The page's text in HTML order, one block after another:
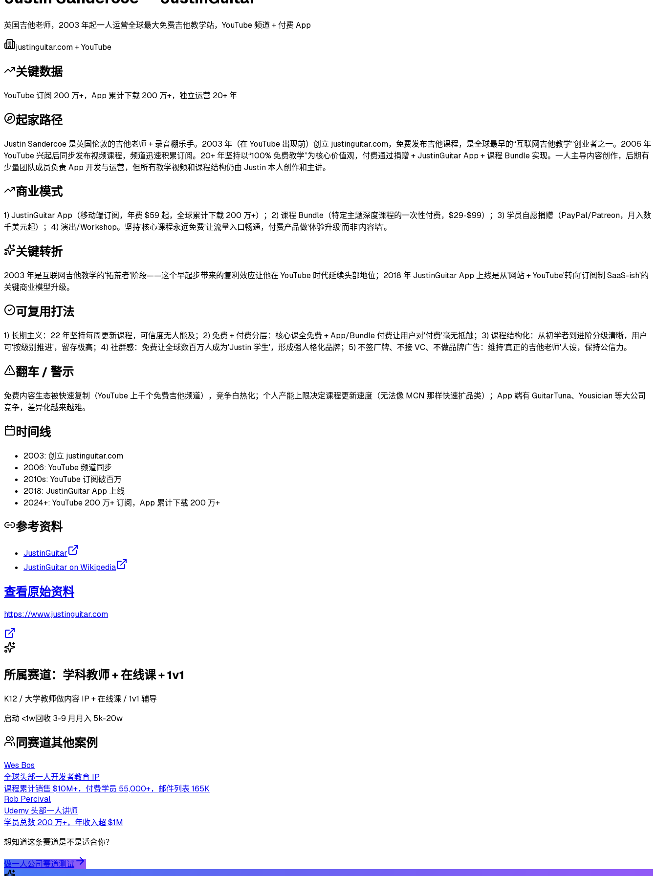
英国吉他老师，2003 年起一人运营全球最大免费吉他教学站，YouTube 频道 + 付费 App
justinguitar.com + YouTube
关键数据
YouTube 订阅 200 万+，App 累计下载 200 万+，独立运营 20+ 年
起家路径
Justin Sandercoe 是英国伦敦的吉他老师 + 录音棚乐手。2003 年（在 YouTube 出现前）创立 justinguitar.com，免费发布吉他课程，是全球最早的“互联网吉他教学”创业者之一。2006 年
YouTube 兴起后同步发布视频课程，频道迅速积累订阅。20+ 年坚持以“100% 免费教学”为核心价值观，付费通过捐赠 + JustinGuitar App + 课程 Bundle 实现。一人主导内容创作，后期有
少量团队成员负责 App 开发与运营，但所有教学视频和课程结构仍由 Justin 本人创作和主讲。
商业模式
1) JustinGuitar App（移动端订阅，年费 $59 起，全球累计下载 200 万+）；2) 课程 Bundle（特定主题深度课程的一次性付费，$29-$99）；3) 学员自愿捐赠（PayPal/Patreon，月入数
千美元起）；4) 演出/Workshop。坚持'核心课程永远免费'让流量入口畅通，付费产品做'体验升级'而非'内容墙'。
关键转折
2003 年是互联网吉他教学的'拓荒者'阶段——这个早起步带来的复利效应让他在 YouTube 时代延续头部地位；2018 年 JustinGuitar App 上线是从'网站 + YouTube'转向'订阅制 SaaS-ish'的
关键商业模型升级。
可复用打法
1) 长期主义：22 年坚持每周更新课程，可信度无人能及；2) 免费 + 付费分层：核心课全免费 + App/Bundle 付费让用户对'付费'毫无抵触；3) 课程结构化：从初学者到进阶分级清晰，用户
可'按级别推进'，留存极高；4) 社群感：免费让全球数百万人成为'Justin 学生'，形成强人格化品牌；5) 不签厂牌、不接 VC、不做品牌广告：维持'真正的吉他老师'人设，保持公信力。
翻车 / 警示
免费内容生态被快速复制（YouTube 上千个免费吉他频道），竞争白热化；个人产能上限决定课程更新速度（无法像 MCN 那样快速扩品类）；App 端有 GuitarTuna、Yousician 等大公司
竞争，差异化越来越难。
时间线
2003: 创立 justinguitar.com
2006: YouTube 频道同步
2010s: YouTube 订阅破百万
2018: JustinGuitar App 上线
2024+: YouTube 200 万+ 订阅，App 累计下载 200 万+
参考资料
JustinGuitar
JustinGuitar on Wikipedia
查看原始资料
https://www.justinguitar.com
所属赛道： 学科教师 + 在线课 + 1v1
K12 / 大学教师做内容 IP + 在线课 / 1v1 辅导
启动 <1w回收 3-9 月 月入 5k-20w
同赛道其他案例
Wes Bos
全球头部一人开发者教育 IP
课程累计销售 $10M+，付费学员 55,000+，邮件列表 165K
Rob Percival
Udemy 头部一人讲师
学员总数 200 万+，年收入超 $1M
想知道这条赛道是不是适合你？
做一人公司赛道测试